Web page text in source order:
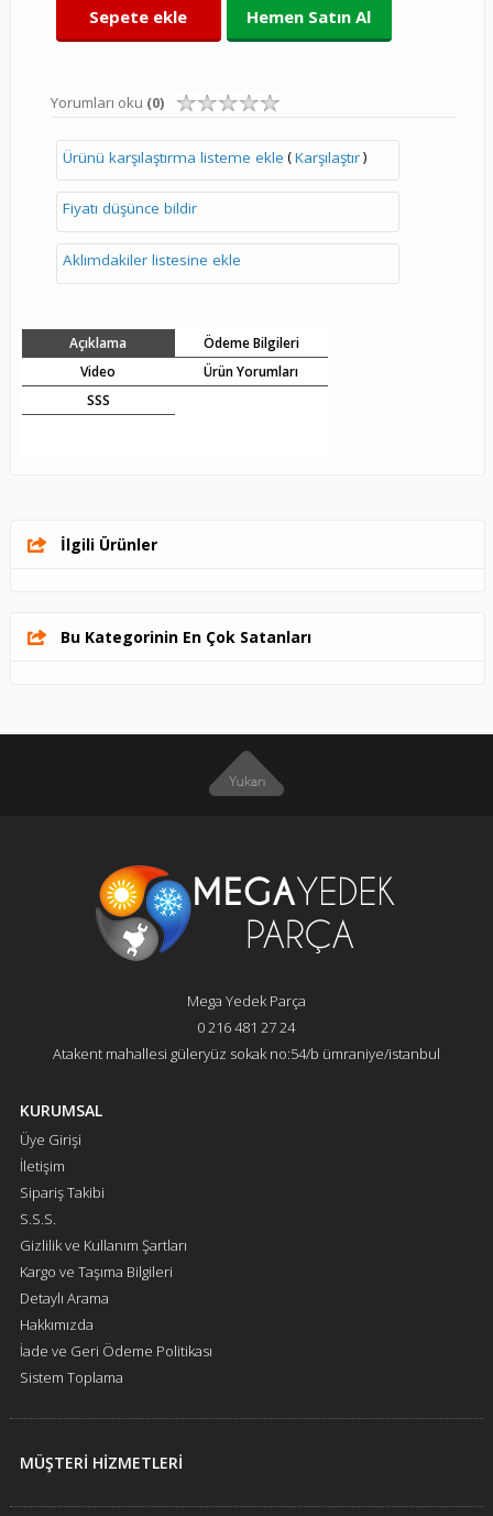
Sepete ekle Hemen Satın Al
Yorumları oku (0)
Ürünü karşılaştırma listeme ekle (Karşılaştır)
Fiyatı düşünce bildir
Aklımdakiler listesine ekle
Açıklama
Ödeme Bilgileri
Video
Ürün Yorumları
SSS
İlgili Ürünler
Bu Kategorinin En Çok Satanları
Mega Yedek Parça
0 216 481 27 24
Atakent mahallesi güleryüz sokak no:54/b ümraniye/istanbul
KURUMSAL
Üye Girişi
İletişim
Sipariş Takibi
S.S.S.
Gizlilik ve Kullanım Şartları
Kargo ve Taşıma Bilgileri
Detaylı Arama
Hakkımızda
İade ve Geri Ödeme Politikası
Sistem Toplama
MÜŞTERİ HİZMETLERİ